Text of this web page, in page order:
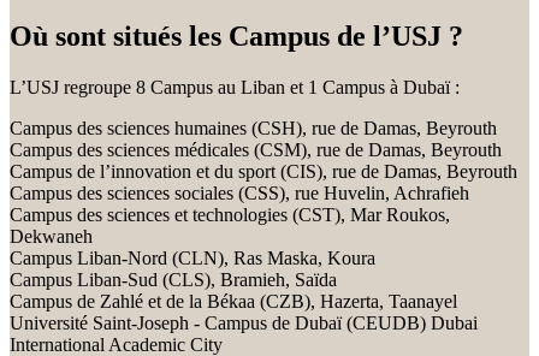
Où sont situés les Campus de l’USJ ?
L’USJ regroupe 8 Campus au Liban et 1 Campus à Dubaï :
Campus des sciences humaines (CSH), rue de Damas, Beyrouth
Campus des sciences médicales (CSM), rue de Damas, Beyrouth
Campus de l’innovation et du sport (CIS), rue de Damas, Beyrouth
Campus des sciences sociales (CSS), rue Huvelin, Achrafieh
Campus des sciences et technologies (CST), Mar Roukos,
Dekwaneh
Campus Liban-Nord (CLN), Ras Maska, Koura
Campus Liban-Sud (CLS), Bramieh, Saïda
Campus de Zahlé et de la Békaa (CZB), Hazerta, Taanayel
Université Saint-Joseph - Campus de Dubaï (CEUDB) Dubai
International Academic City